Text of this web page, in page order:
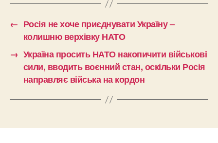
← Росія не хоче приєднувати Україну –
колишню верхівку НАТО
→ Україна просить НАТО накопичити військові
сили, вводить воєнний стан, оскільки Росія
направляє війська на кордон